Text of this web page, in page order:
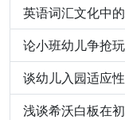
英语词汇文化中
论小班幼儿争抢
谈幼儿入园适应
浅谈希沃白板在